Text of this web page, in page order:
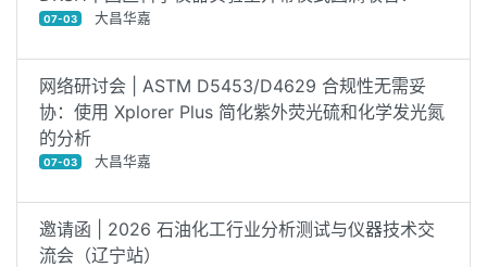
07-03 大昌华嘉
网络研讨会 | ASTM D5453/D4629 合规性无需妥
协：使用 Xplorer Plus 简化紫外荧光硫和化学发光氮
的分析
07-03 大昌华嘉
邀请函 | 2026 石油化工行业分析测试与仪器技术交
流会（辽宁站）